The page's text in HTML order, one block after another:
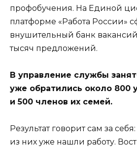
профобучения. На Единой
платформе «Работа России»
внушительный банк
тысяч предложений.
В управление службы
уже обратились около 800
и 500 членов их семей.
Результат говорит сам за
из них уже нашли работу.